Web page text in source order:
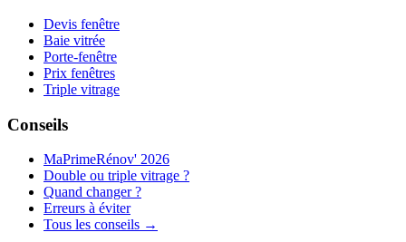
Devis fenêtre
Baie vitrée
Porte-fenêtre
Prix fenêtres
Triple vitrage
Conseils
MaPrimeRénov' 2026
Double ou triple vitrage ?
Quand changer ?
Erreurs à éviter
Tous les conseils →